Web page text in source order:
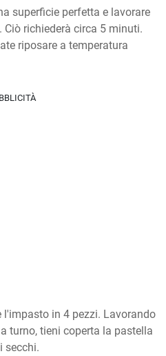
superficie perfetta e lavorare
richiederà circa 5 minuti.
riposare a temperatura
in 4 pezzi. Lavorando
turno, tieni coperta la pastella
secchi.